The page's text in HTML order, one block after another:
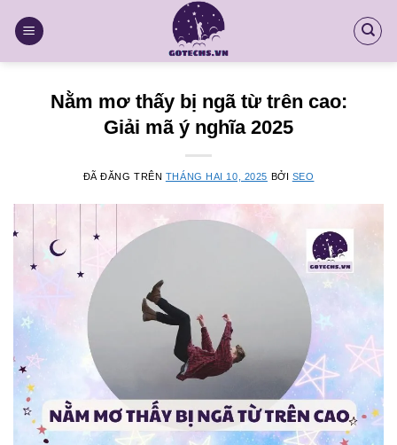
đến
Nằm mơ thấy bị ngã từ trên cao:
Giải mã ý nghĩa 2025
ĐÃ ĐĂNG TRÊN THÁNG HAI 10, 2025 BỞI SEO